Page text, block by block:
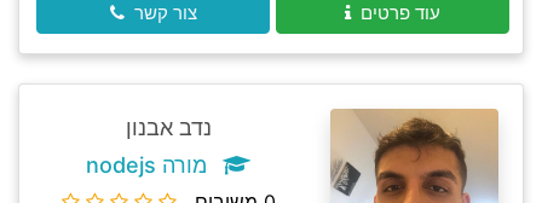
עוד פרטים צור קשר
נדב אבנון
מורה nodejs